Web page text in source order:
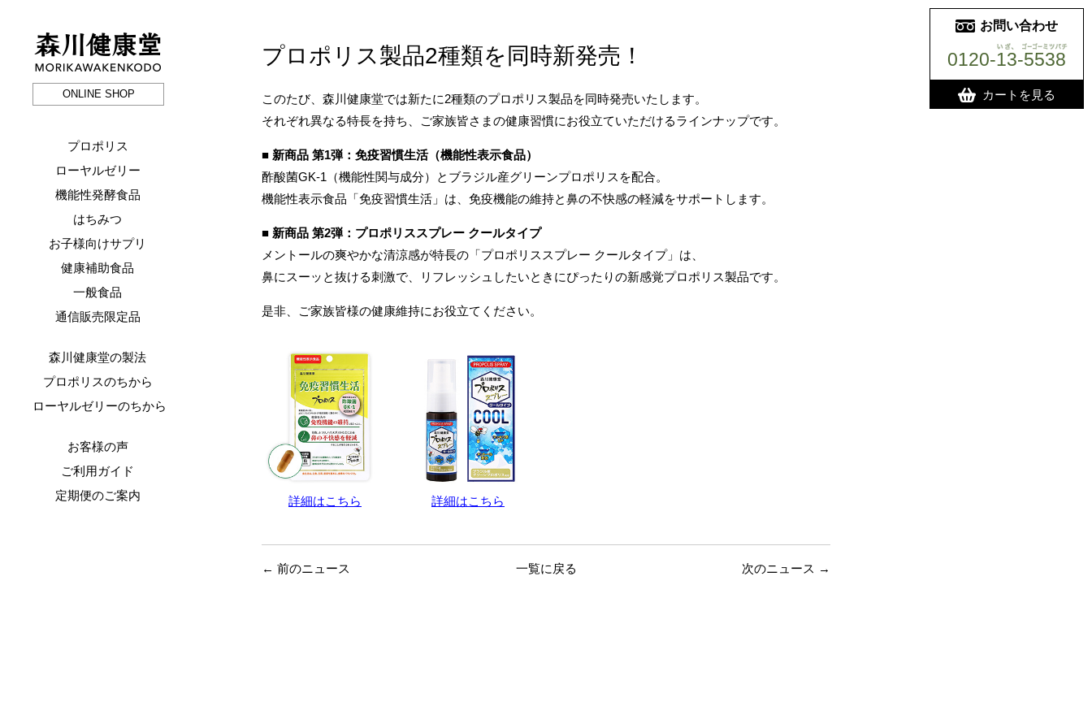
森川健康堂 MORIKAWAKENKODO
ONLINE SHOP
プロポリス
ローヤルゼリー
機能性発酵食品
はちみつ
お子様向けサプリ
健康補助食品
一般食品
通信販売限定品
-
森川健康堂の製法
プロポリスのちから
ローヤルゼリーのちから
-
お客様の声
ご利用ガイド
定期便のご案内
お問い合わせ
0120-13-5538
いざ、ゴーゴー
カートを見る
プロポリス製品2種類を同時新発売！
このたび、森川健康堂では新たに2種類のプロポリス製品を同時発売いたします。
それぞれ異なる特長を持ち、ご家族皆さまの健康習慣にお役立ていただけるラインナップです。
■ 新商品 第1弾：免疫習慣生活（機能性表示食品）
酢酸菌GK-1（機能性関与成分）とブラジル産グリーンプロポリスを配合。
機能性表示食品「免疫習慣生活」は、免疫機能の維持と鼻の不快感の軽減をサポートします。
■ 新商品 第2弾：プロポリススプレー クールタイプ
メントールの爽やかな清涼感が特長の「プロポリススプレー クールタイプ」は、
鼻にスーッと抜ける刺激で、リフレッシュしたいときにぴったりの新感覚プロポリス製品です。
是非、ご家族皆様の健康維持にお役立てください。
詳細はこちら 詳細はこちら
← 前のニュース 一覧に戻る 次のニュース →